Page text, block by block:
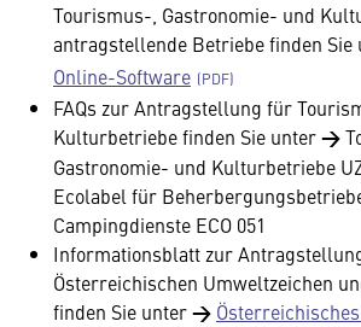
Tourismus-, Gastronomie- und
antragstellende Betriebe finden Sie
Online-Software
FAQs zur Antragstellung für
Kulturbetriebe finden Sie unter→
Gastronomie- und Kulturbetriebe
Ecolabel für
Campingdienste ECO 051
Informationsblatt zur
Österreichischen Umweltzeichen
finden Sie unter→